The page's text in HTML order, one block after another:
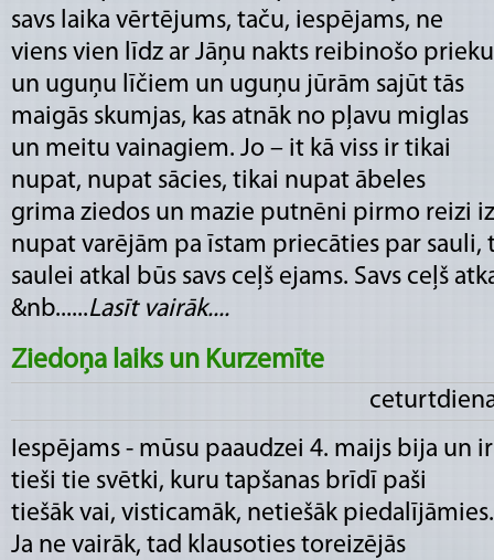
savs laika vērtējums, taču, iespējams, ne
viens vien līdz ar Jāņu nakts reibinošo prieku
un uguņu līčiem un uguņu jūrām sajūt tās
maigās skumjas, kas atnāk no pļavu miglas
un meitu vainagiem. Jo – it kā viss ir tikai
nupat, nupat sācies, tikai nupat ābeles
grima ziedos un mazie putnēni pirmo reizi
nupat varējām pa īstam priecāties par sauli,
saulei atkal būs savs ceļš ejams. Savs ceļš
&nb......Lasīt vairāk....
Ziedoņa laiks un Kurzemīte
Iespējams - mūsu paaudzei 4. maijs bija un ir
tieši tie svētki, kuru tapšanas brīdī paši
tiešāk vai, visticamāk, netiešāk piedalījāmies.
Ja ne vairāk, tad klausoties toreizējās